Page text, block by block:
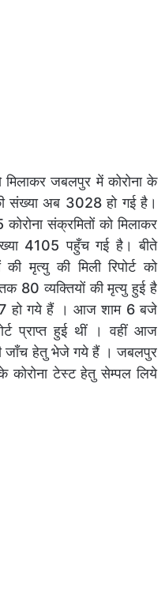
जबलपुर में कोरोना के
संख्या अब 3028 हो गई है।
संक्रमितों को मिलाकर
4105 पहुँच गई है। बीते
मृत्यु की मिली रिपोर्ट को
80 व्यक्तियों की मृत्यु हुई है
हो गये हैं । आज शाम 6 बजे
प्राप्त हुई थीं । वहीं आज
जाँच हेतु भेजे गये हैं । जबलपुर
टेस्ट हेतु सेम्पल लिये